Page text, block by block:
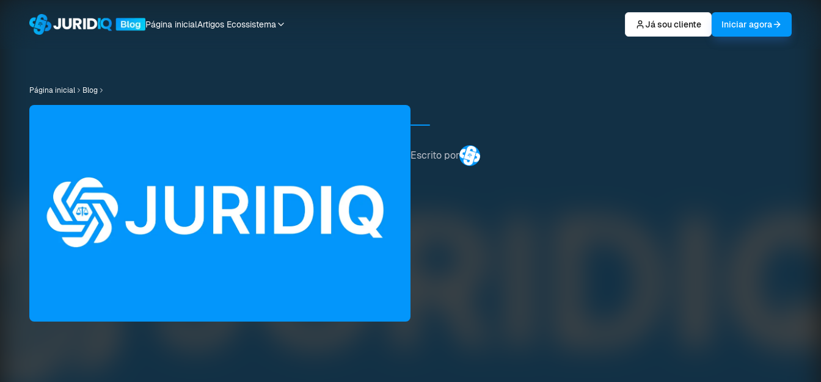
Página inicialArtigos Ecossistema Já sou cliente Iniciar agora
Página inicial Blog
Escrito por